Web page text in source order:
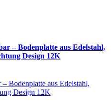
– Bodenplatte aus Edelstahl,
Design 12K
Bodenplatte aus Edelstahl,
Design 12K